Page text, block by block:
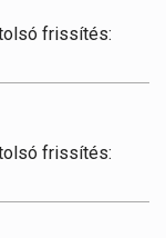
frissítés:
frissítés: